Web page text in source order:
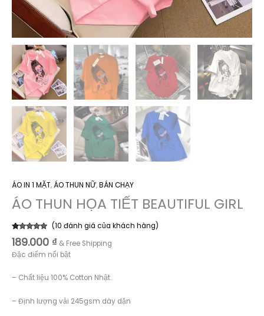
ÁO IN 1 MẶT, ÁO THUN NỮ,BÁN CHẠY
ÁO THUN HỌA TIẾT BEAUTIFUL GIRL
4.90trên 5
dựa trên
10
(10 đánh giá của khách hàng)
189.000 ₫ & Free Shipping
Đặc điểm nổi bật
– Chất liệu 100% Cotton Nhật.
– Định lượng vải 245gsm dày dặn